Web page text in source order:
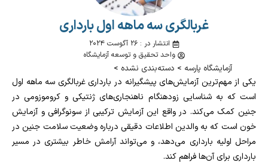
غربالگری سه ماهه اول بارداری
انتشار در : ۲۶ آگوست ۲۰۲۴
واحد تحقیق و توسعه آزمایشگاه
آزمایشگاه پارسه > دسته‌بندی نشده >
یکی از مهم‌ترین آزمایش‌های پیشگیرانه در بارداری غربالگری سه ماهه اول
است که به شناسایی زودهنگام ناهنجاری‌های ژنتیکی و کروموزومی در
جنین کمک می‌کند. در واقع این آزمایش ترکیبی از سونوگرافی و آزمایش
خون است که به والدین اطلاعات دقیقی درباره وضعیت سلامت جنین در
مراحل اولیه بارداری می‌دهد، و می‌تواند آرامش خاطر بیشتری در مسیر
بارداری برای آن‌ها فراهم کند.